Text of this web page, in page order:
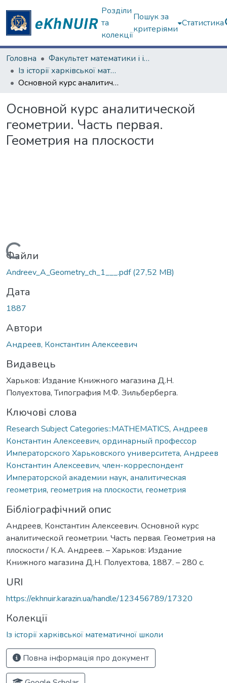
Розділи
та
колекції
Пошук за
критеріями
Статистика
Головна
Факультет математики і інформатики
Із історії харківської математичної школи
Основной курс аналитической геометрии. Часть первая. Геометрия на плоскости
Основной курс аналитической
геометрии. Часть первая.
Геометрия на плоскости
Вантажиться...
Файли
Andreev_A_Geometry_ch_1___.pdf(27,52 MB)
Дата
1887
Автори
Андреев, Константин Алексеевич
Видавець
Харьков: Издание Книжного магазина Д.Н.
Полуехтова, Типография М.Ф. Зильберберга.
Ключові слова
Research Subject Categories::MATHEMATICS, Андреев
Константин Алексеевич, ординарный профессор
Императорского Харьковского университета, Андреев
Константин Алексеевич, член-корреспондент
Императорской академии наук, аналитическая
геометрия, геометрия на плоскости, геометрия
Бібліографічний опис
Андреев, Константин Алексеевич. Основной курс
аналитической геометрии. Часть первая. Геометрия на
плоскости / К.А. Андреев. – Харьков: Издание
Книжного магазина Д.Н. Полуехтова, 1887. – 280 с.
URI
https://ekhnuir.karazin.ua/handle/123456789/17320
Колекції
Із історії харківської математичної школи
Повна інформація про документ